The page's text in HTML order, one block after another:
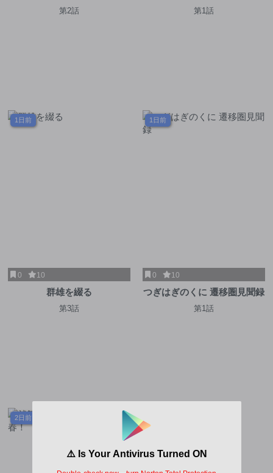
級ドラゴンと融合し望まず最
第2話 第1話
1日前
0 10
群雄を綴る
第3話
1日前
0 10
つぎはぎのくに 遷移圏見聞録
第1話
2日前